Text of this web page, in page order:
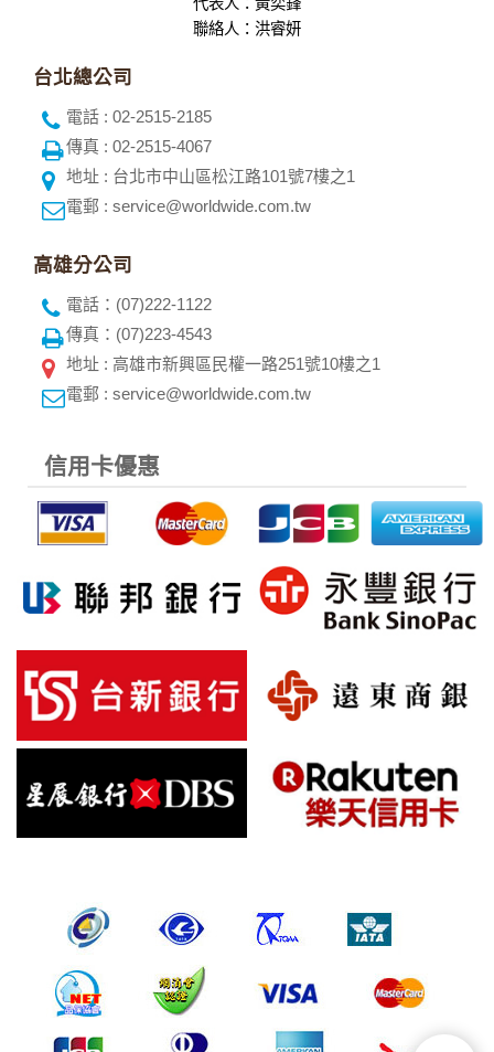
代表人：黃奕鋒
聯絡人：洪睿妍
台北總公司
電話 : 02-2515-2185
傳真 : 02-2515-4067
地址 : 台北市中山區松江路101號7樓之1
電郵 : service@worldwide.com.tw
高雄分公司
電話：(07)222-1122
傳真：(07)223-4543
地址 : 高雄市新興區民權一路251號10樓之1
電郵 : service@worldwide.com.tw
信用卡優惠